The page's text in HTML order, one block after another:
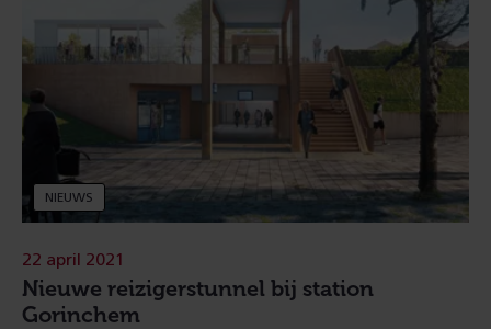
NIEUWS
Nieuwe reizigerstunnel bij station
Gorinchem
22 april 2021